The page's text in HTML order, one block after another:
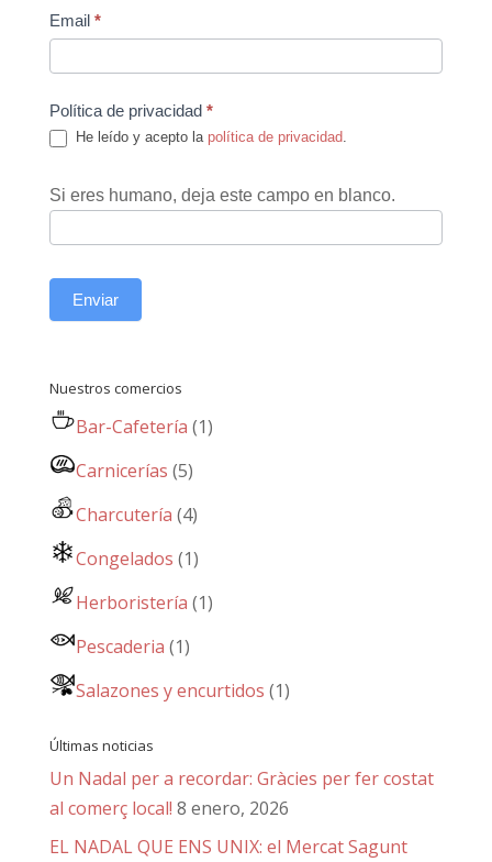
Email *
Política de privacidad *
He leído y acepto la política de privacidad
Si eres humano, deja este campo en blanco.
Enviar
Nuestros comercios
Bar-Cafetería (1)
Carnicerías (5)
Charcutería (4)
Congelados (1)
Herboristería (1)
Pescaderia (1)
Salazones y encurtidos (1)
Últimas noticias
Un Nadal per a recordar: Gràcies per fer costat
al comerç local! 8 enero, 2026
EL NADAL QUE ENS UNIX: el Mercat Sagunt